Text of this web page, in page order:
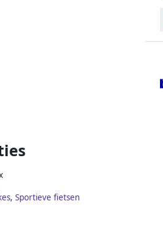
, Sportieve fietsen